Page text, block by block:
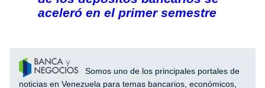
aceleró en el primer semestre
Somos uno de los principales portales de
noticias en Venezuela para temas bancarios, económicos,